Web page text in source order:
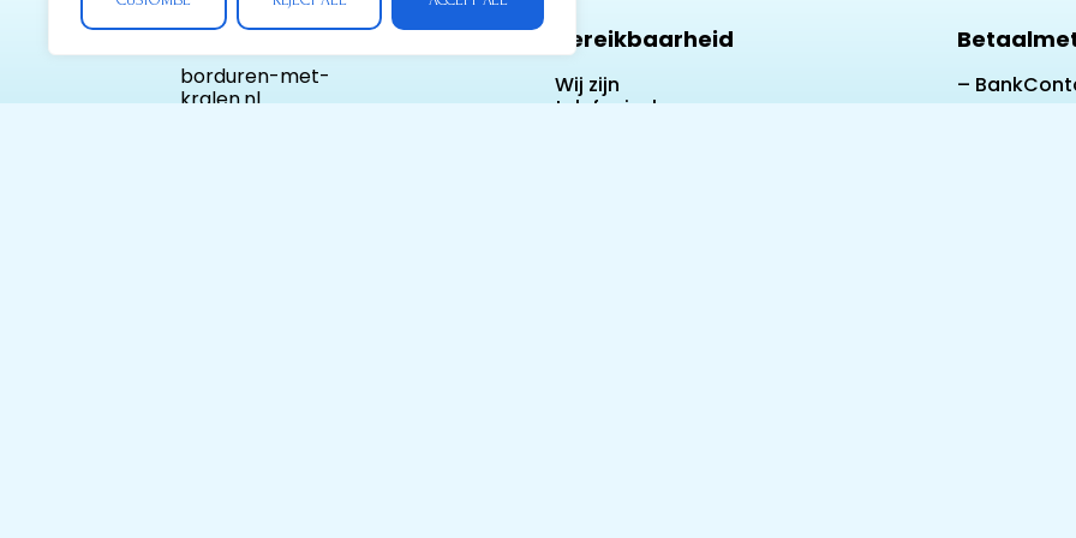
Contactgegevens
borduren-met-
kralen.nl
Bereikbaarheid
Wij zijn
telefonisch
–